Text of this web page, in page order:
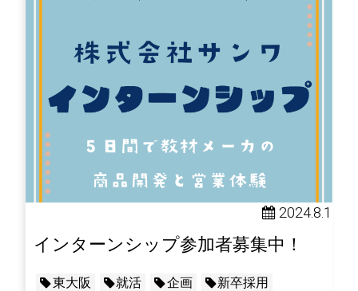
2024.8.1
インターンシップ参加者募集中！
東大阪 就活 企画
新卒採用